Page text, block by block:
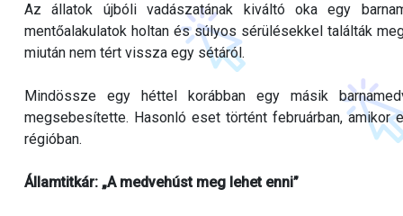
Az állatok újbóli vadászatának kiváltó oka egy
mentőalakulatok holtan és súlyos sérülésekkel találták
miután nem tért vissza egy sétáról.
Mindössze egy héttel korábban egy másik
megsebesítette. Hasonló eset történt februárban,
régióban.
Államtitkár: „A medvehúst meg lehet enni”